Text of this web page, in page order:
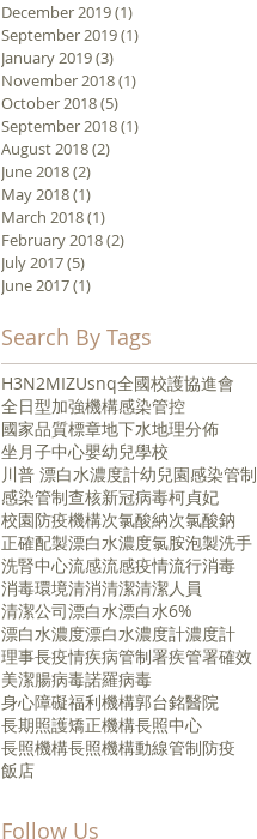
December 2019(1)
September 2019(1)
January 2019(3)
November 2018(1)
October 2018(5)
September 2018(1)
August 2018(2)
June 2018(2)
May 2018(1)
March 2018(1)
February 2018(2)
July 2017(5)
June 2017(1)
Search By Tags
H3N2MIZUsnq全國校護協進會
全日型加強機構感染管控
國家品質標章地下水地理分佈
坐月子中心嬰幼兒學校
川普 漂白水濃度計幼兒園感染管制
感染管制查核新冠病毒柯貞妃
校園防疫機構次氯酸納次氯酸鈉
正確配製漂白水濃度氯胺泡製洗手
洗腎中心流感流感疫情流行消毒
消毒環境清消清潔清潔人員
清潔公司漂白水漂白水6%
漂白水濃度漂白水濃度計濃度計
理事長疫情疾病管制署疾管署確效
美潔腸病毒諾羅病毒
身心障礙福利機構郭台銘醫院
長期照護矯正機構長照中心
長照機構長照機構動線管制防疫
飯店
Follow Us